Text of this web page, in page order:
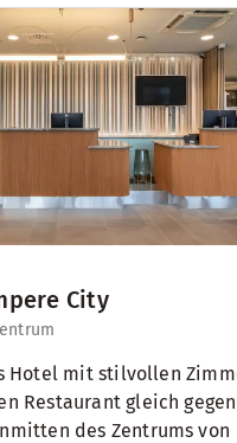
City
Hotel mit stilvollen
Restaurant gleich
des Zentrums von